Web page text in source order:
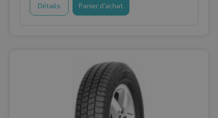
Détails Panier d'achat